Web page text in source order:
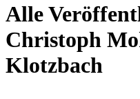
Alle
Christoph
Klotzbach